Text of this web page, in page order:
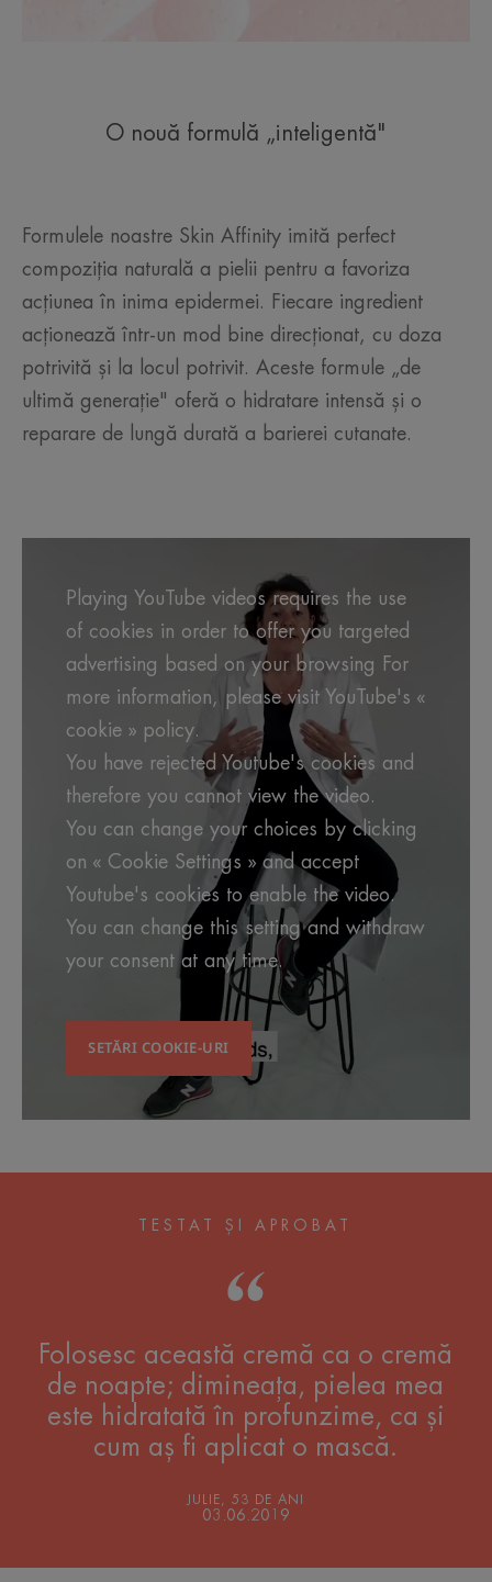
O nouă formulă „inteligentă"
Formulele noastre Skin Affinity imită perfect
compoziția naturală a pielii pentru a favoriza
acțiunea în inima epidermei. Fiecare ingredient
acționează într-un mod bine direcționat, cu doza
potrivită și la locul potrivit. Aceste formule „de
ultimă generație" oferă o hidratare intensă și o
reparare de lungă durată a barierei cutanate.
Playing YouTube videos requires the use
of cookies in order to offer you targeted
advertising based on your browsing For
more information, please visit YouTube's «
cookie » policy.
You have rejected Youtube's cookies and
therefore you cannot view the video.
You can change your choices by clicking
on « Cookie Settings » and accept
Youtube's cookies to enable the video.
You can change this setting and withdraw
your consent at any time.
SETĂRI COOKIE-URI
TESTAT ȘI APROBAT
Folosesc această cremă ca o cremă
de noapte; dimineața, pielea mea
este hidratată în profunzime, ca și
cum aș fi aplicat o mască.
JULIE, 53 DE ANI
03.06.2019